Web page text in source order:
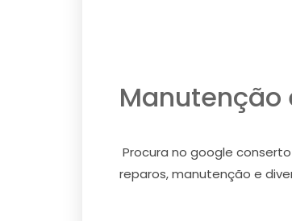
Manutenção
Procura no google
reparos, manutenção e